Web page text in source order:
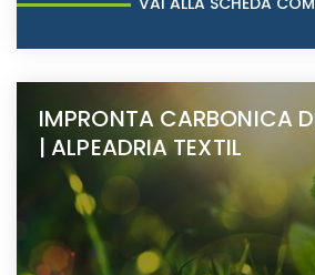
IMPRONTA CARBONICA
| ALPEADRIA TEXTIL